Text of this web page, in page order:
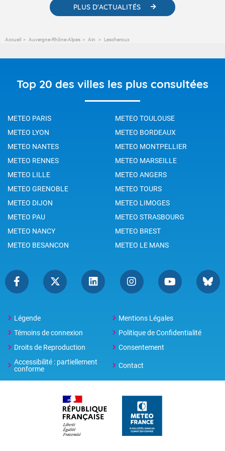
PLUS D'ACTUALITÉS
Accueil Auvergne-Rhône-Alpes Ain Lescheroux
Top 20 des villes les plus consultées
METEO PARIS
METEO TOULOUSE
METEO LYON
METEO BORDEAUX
METEO NANTES
METEO MONTPELLIER
METEO RENNES
METEO MARSEILLE
METEO LILLE
METEO ANGERS
METEO GRENOBLE
METEO TOURS
METEO DIJON
METEO LIMOGES
METEO PAU
METEO STRASBOURG
METEO NANCY
METEO BREST
METEO BESANCON
METEO LE MANS
Légende
Mentions Légales
Témoins de connexion
Politique de Confidentialité
Droits de Reproduction
Consentement
Accessibilité : partiellement
conforme
Contact